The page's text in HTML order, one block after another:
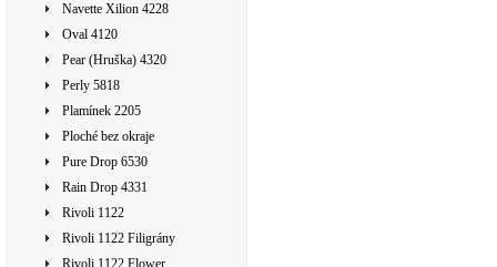
Navette Xilion 4228
Oval 4120
Pear (Hruška) 4320
Perly 5818
Plamínek 2205
Ploché bez okraje
Pure Drop 6530
Rain Drop 4331
Rivoli 1122
Rivoli 1122 Filigrány
Rivoli 1122 Flower